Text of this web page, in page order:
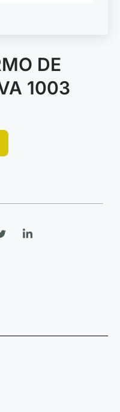
DE
1003